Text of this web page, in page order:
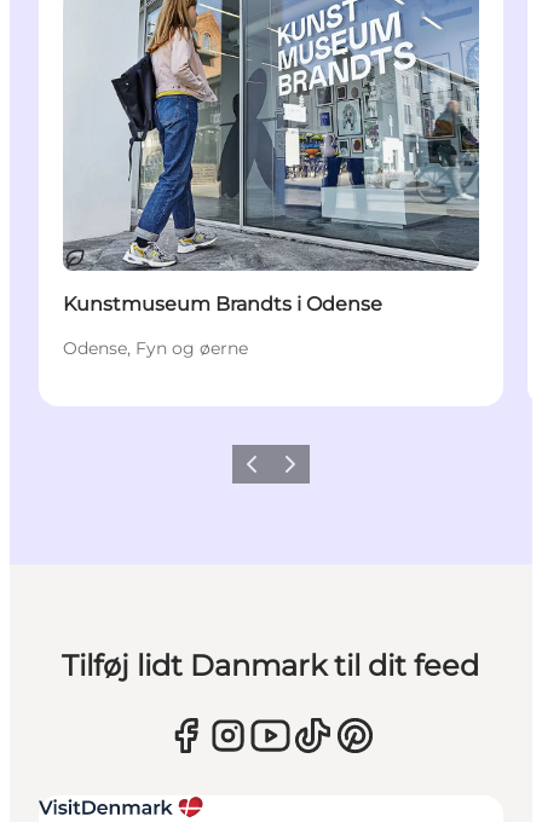
Bæredygtige oplevelser
Kunstmuseum Brandts i Odense
Odense, Fyn og øerne
ForrigeNæste
Tilføj lidt Danmark til dit feed